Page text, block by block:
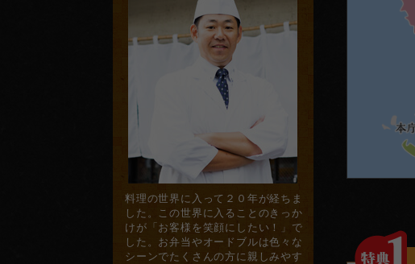
料理の世界に入って２０年が経ちま
した。この世界に入ることのきっか
けが「お客様を笑顔にしたい！」で
した。お弁当やオードブルは色々な
シーンでたくさんの方に親しみやす